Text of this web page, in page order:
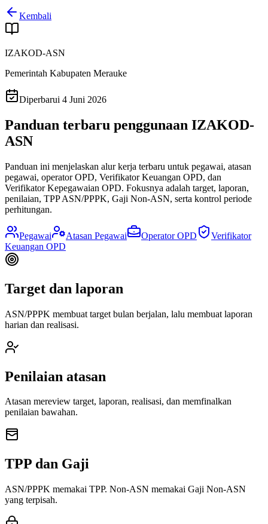
Kembali
IZAKOD-ASN
Pemerintah Kabupaten Merauke
Diperbarui 4 Juni 2026
Panduan terbaru penggunaan IZAKOD-
ASN
Panduan ini menjelaskan alur kerja terbaru untuk pegawai, atasan
pegawai, operator OPD, Verifikator Keuangan OPD, dan
Verifikator Kepegawaian OPD. Fokusnya adalah target, laporan,
penilaian, TPP ASN/PPPK, Gaji Non-ASN, serta kontrol periode
perhitungan.
Pegawai Atasan Pegawai Operator OPD
Verifikator
Keuangan OPD
Target dan laporan
ASN/PPPK membuat target bulan berjalan, lalu membuat laporan
harian dan realisasi.
Penilaian atasan
Atasan mereview target, laporan, realisasi, dan memfinalkan
penilaian bawahan.
TPP dan Gaji
ASN/PPPK memakai TPP. Non-ASN memakai Gaji Non-ASN
yang terpisah.